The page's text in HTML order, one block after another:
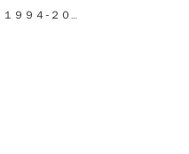
オーナーズカスク 山崎蒸溜所 １９９４-２００６ ホグスヘッド サントリーシングルカスクウイスキー